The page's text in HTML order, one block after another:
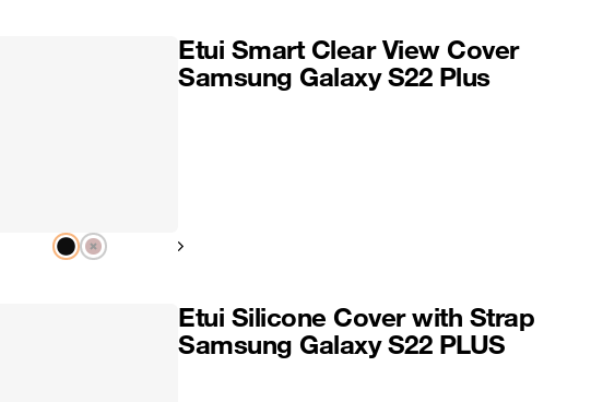
Pokaż następny
Etui Smart Clear View Cover
Samsung Galaxy S22 Plus
Etui Silicone Cover with Strap
Samsung Galaxy S22 PLUS